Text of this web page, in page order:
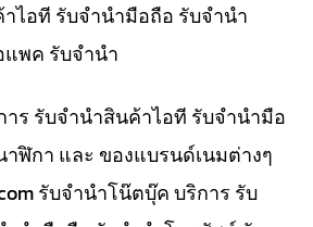
ไอที รับจำนำมือถือ รับจำนำ
พค รับจำนำ
ร รับจำนำสินค้าไอที รับจำนำมือ
ฬิกา และ ของแบรนด์เนมต่างๆ
รับจำนำโน๊ตบุ๊ค บริการ รับ